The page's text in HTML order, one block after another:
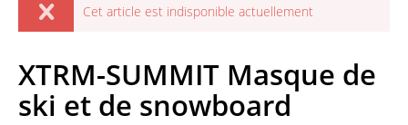
Cet article est indisponible actuellement
XTRM-SUMMIT Masque de
ski et de snowboard